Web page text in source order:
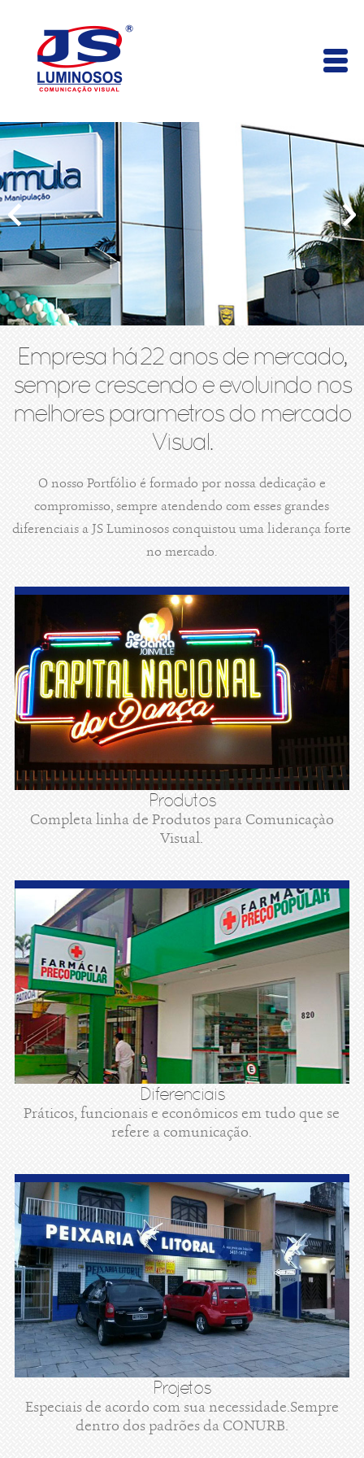
Empresa há 22 anos de mercado,
sempre crescendo e evoluindo nos
melhores parametros do mercado
Visual.
O nosso Portfólio é formado por nossa dedicação e
compromisso, sempre atendendo com esses grandes
diferenciais a JS Luminosos conquistou uma liderança forte
no mercado.
Produtos
Completa linha de Produtos para Comunicaçào
Visual.
Diferenciais
Práticos, funcionais e econômicos em tudo que se
refere a comunicação.
Projetos
Especiais de acordo com sua necessidade.Sempre
dentro dos padrões da CONURB.